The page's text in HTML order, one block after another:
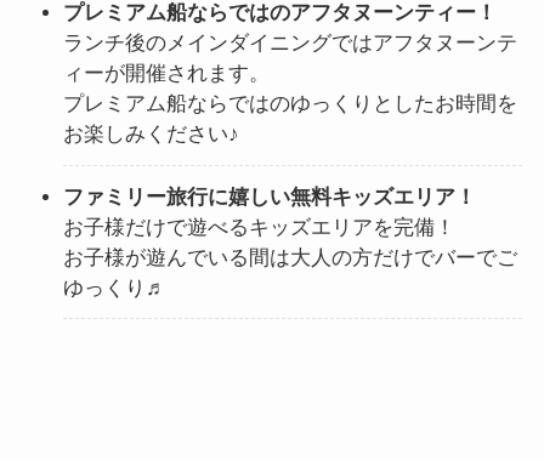
プレミアム船ならではのアフタヌーンティー！
ランチ後のメインダイニングではアフタヌーンテ
ィーが開催されます。
プレミアム船ならではのゆっくりとしたお時間を
お楽しみください♪
ファミリー旅行に嬉しい無料キッズエリア！
お子様だけで遊べるキッズエリアを完備！
お子様が遊んでいる間は大人の方だけでバーでご
ゆっくり♬